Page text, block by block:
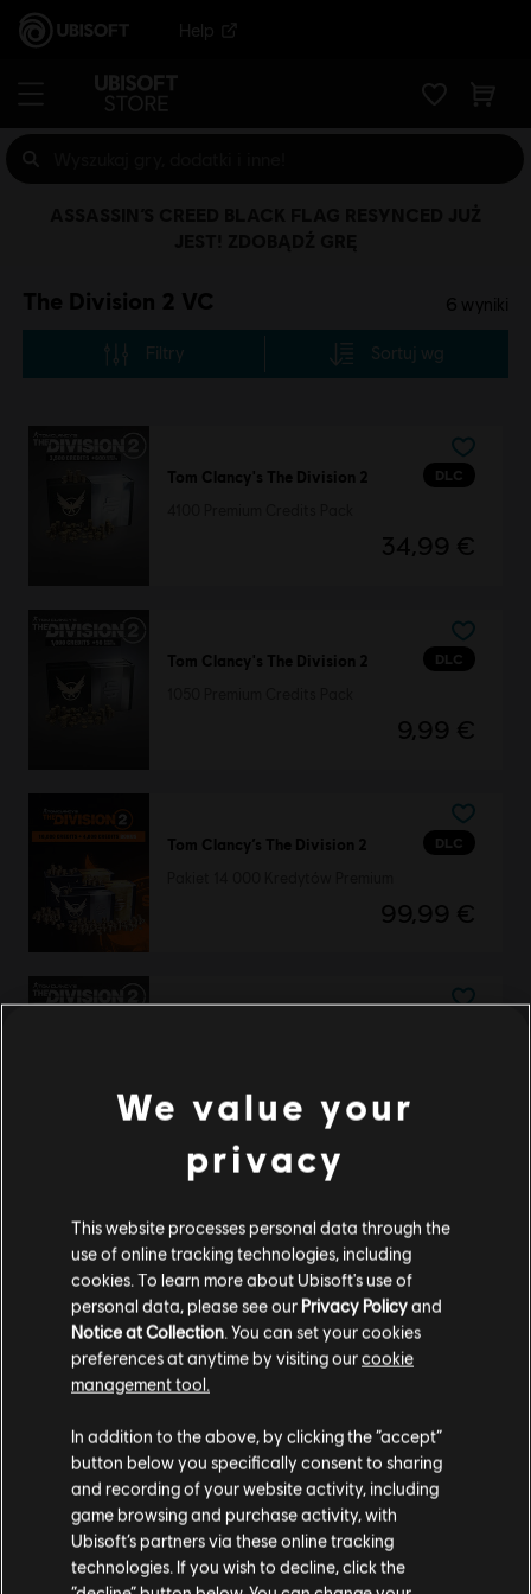
Help
The Division 2 VC 6 wyniki
Filtry Sortuj wg
DLC
Tom Clancy's The Division 2
34,99 €
DLC
Tom Clancy's The Division 2
9,99 €
DLC
Tom Clancy’s The Division 2
99,99 €
4,99 €
6500 Premium Credits Pack
49,99 €
Tom Clancy's The Division 2
2250 Premium Credits Pack
19,99 €
Wyświetlono6z6
Zjednoczone.
Odwiedź nasz lokalny Sklep by dokonać zakupu.
Zostań w obecnym Sklepie
We value your
privacy
This website processes personal data through the
use of online tracking technologies, including
cookies. To learn more about Ubisoft's use of
personal data, please see our Privacy Policyand
Notice at Collection . You can set your cookies
preferences at anytime by visiting ourcookie
management tool.
In addition to the above, by clicking the “accept”
button below you specifically consent to sharing
and recording of your website activity, including
game browsing and purchase activity, with
Ubisoft’s partners via these online tracking
technologies. If you wish to decline, click the